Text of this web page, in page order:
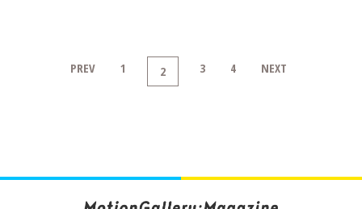
PREV 1 2 3 4 NEXT